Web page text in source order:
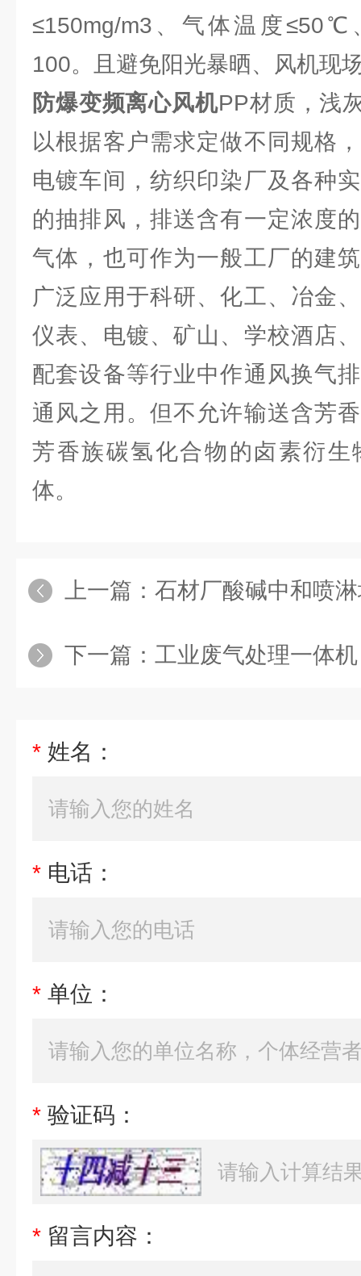
≤150mg/m3、气体温度
100。且避免阳光暴晒、风机现
防爆变频离心风机PP材质，浅
以根据客户需求定做不同规格
电镀车间，纺织印染厂及各种
的抽排风，排送含有一定浓度
气体，也可作为一般工厂的建
广泛应用于科研、化工、冶金
仪表、电镀、矿山、学校酒店
配套设备等行业中作通风换气
通风之用。但不允许输送含芳
芳香族碳氢化合物的卤素衍生
体。
上一篇： 石材厂酸碱中和喷
下一篇： 工业废气处理一体机
* 姓名：
* 电话：
* 单位：
* 验证码：
* 留言内容：